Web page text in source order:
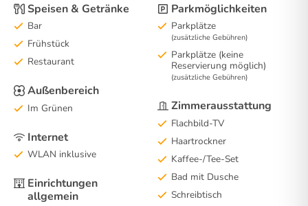
Speisen & Getränke
Bar
Frühstück
Restaurant
Außenbereich
Im Grünen
Internet
WLAN inklusive
Einrichtungen
allgemein
Parkmöglichkeiten
Parkplätze
(zusätzliche Gebühren)
Parkplätze (keine
Reservierung möglich)
(zusätzliche Gebühren)
Zimmerausstattung
Flachbild-TV
Haartrockner
Kaffee-/Tee-Set
Bad mit Dusche
Schreibtisch